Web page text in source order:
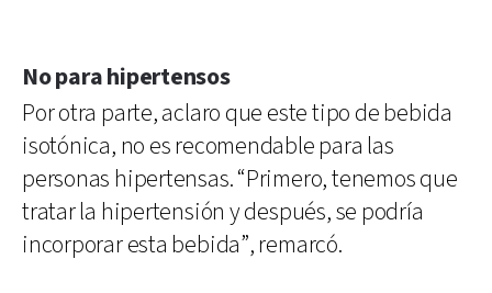
No para hipertensos
Por otra parte, aclaro que este tipo de bebida
isotónica, no es recomendable para las
personas hipertensas. “Primero, tenemos que
tratar la hipertensión y después, se podría
incorporar esta bebida”, remarcó.